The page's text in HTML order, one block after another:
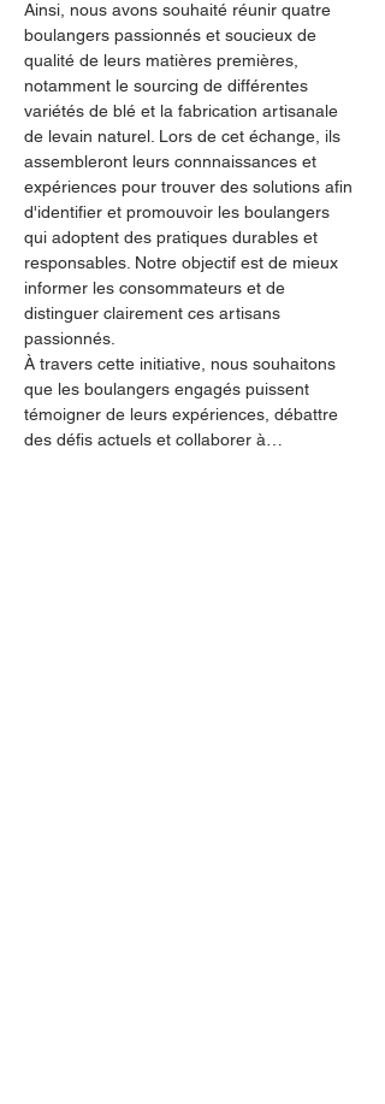
Ainsi, nous avons souhaité réunir quatre
boulangers passionnés et soucieux de
qualité de leurs matières premières,
notamment le sourcing de différentes
variétés de blé et la fabrication artisanale
de levain naturel. Lors de cet échange, ils
assembleront leurs connnaissances et
expériences pour trouver des solutions afin
d'identifier et promouvoir les boulangers
qui adoptent des pratiques durables et
responsables. Notre objectif est de mieux
informer les consommateurs et de
distinguer clairement ces artisans
passionnés.
À travers cette initiative, nous souhaitons
que les boulangers engagés puissent
témoigner de leurs expériences, débattre
des défis actuels et collaborer à…